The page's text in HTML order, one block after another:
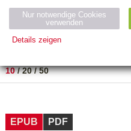
Neuerscheinung
PREIS
10/20/50
EPUB PDF
Nur notwendige Cookies
verwenden
Details zeigen
Name Zweck
ESSION
_ID
verlag.
de